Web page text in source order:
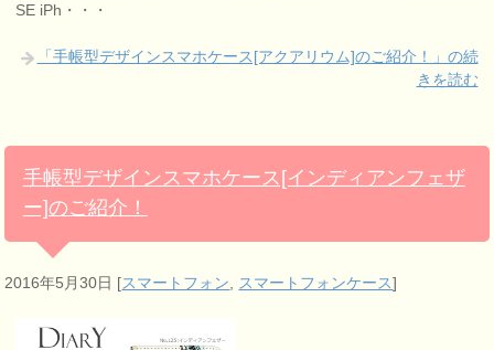
SE iPh・・・
「手帳型デザインスマホケース[アクアリウム]のご紹介！」の続
きを読む
手帳型デザインスマホケース[インディアンフェザ
ー]のご紹介！
2016年5月30日 [スマートフォン スマートフォンケース]